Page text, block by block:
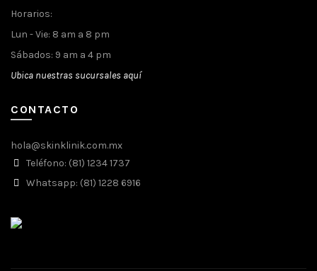
Horarios:
Lun - Vie: 8 am a 8 pm
Sábados: 9 am a 4 pm
Ubica nuestras sucursales aquí
CONTACTO
hola@skinklinik.com.mx
Teléfono: (81) 1234 1737
Whatsapp: (81) 1228 6916